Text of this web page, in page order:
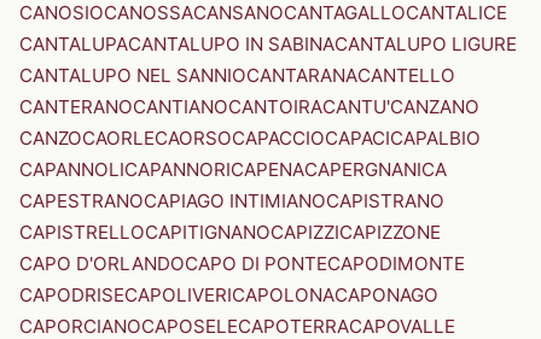
CANOSIOCANOSSACANSANOCANTAGALLOCANTALICE
CANTALUPACANTALUPO IN SABINACANTALUPO LIGURE
CANTALUPO NEL SANNIOCANTARANACANTELLO
CANTERANOCANTIANOCANTOIRACANTU'CANZANO
CANZOCAORLECAORSOCAPACCIOCAPACICAPALBIO
CAPANNOLICAPANNORICAPENACAPERGNANICA
CAPESTRANOCAPIAGO INTIMIANOCAPISTRANO
CAPISTRELLOCAPITIGNANOCAPIZZICAPIZZONE
CAPO D'ORLANDOCAPO DI PONTECAPODIMONTE
CAPODRISECAPOLIVERICAPOLONACAPONAGO
CAPORCIANOCAPOSELECAPOTERRACAPOVALLE